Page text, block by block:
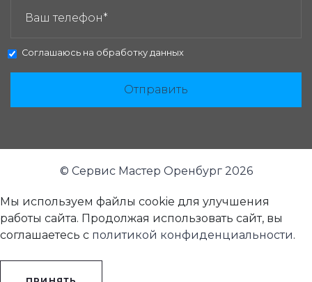
Соглашаюсь на обработку данных
Отправить
© Сервис Мастер Оренбург 2026
Мы используем файлы cookie для улучшения
работы сайта. Продолжая использовать сайт, вы
соглашаетесь с политикой конфиденциальности.